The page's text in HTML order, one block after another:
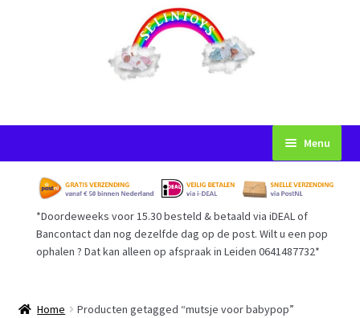
naar
navigatie
inhoud
Menu
Startpagina
Voorwaarden
Afrekenen
*Doordeweeks voor 15.30 besteld & betaald via iDEAL of
Bancontact dan nog dezelfde dag op de post. Wilt u een pop
ophalen ? Dat kan alleen op afspraak in Leiden 0641487732*
Home Producten getagged “mutsje voor babypop”